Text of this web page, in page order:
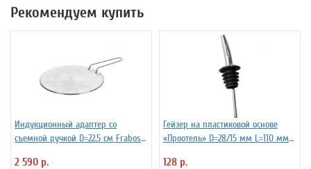
Рекомендуем купить
Индукционный адаптер со
съемной ручкой D=22.5 см Frabosk
2 590 р.
Гейзер на пластиковой основе
«Проотель» D=28/15 мм L=110 мм
128 р.